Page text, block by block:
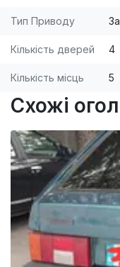
Тип Приводу
Кількість дверей 4
Кількість місць 5
Схожі